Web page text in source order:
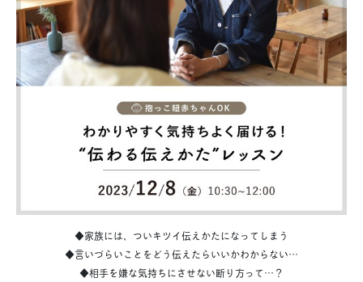
◆家族には、ついキツイ伝えかたになってしまう
◆言いづらいことをどう伝えたらいいかわからない…
◆相手を嫌な気持ちにさせない断り方って…？